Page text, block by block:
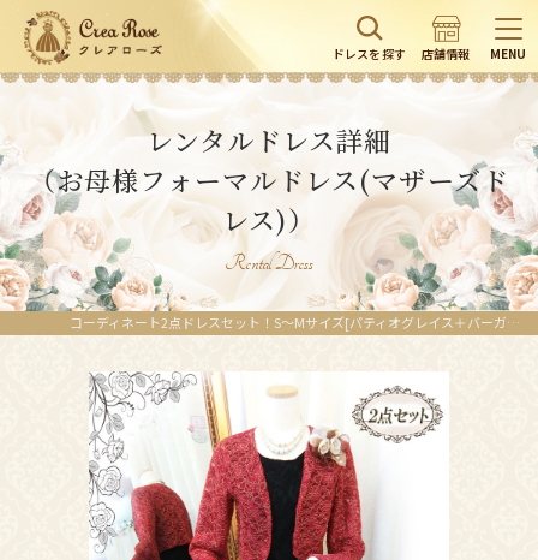
ドレスを探す 店舗情報 MENU
レンタルドレス詳細
（お母様フォーマルドレス(マザーズド
レス)）
Rental Dress
コーディネート2点ドレスセット！S～Mサイズ[パティオグレイス＋バーガンジャケット]| レンタルドレス詳細｜クレアローズ